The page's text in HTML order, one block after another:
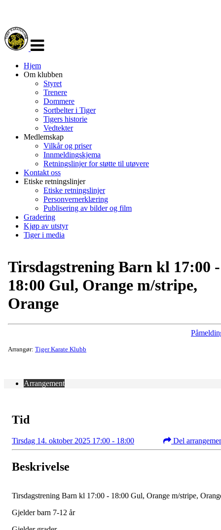
navigasjon
Hjem
Om klubben
Styret
Trenere
Dommere
Sortbelter i Tiger
Tigers historie
Vedtekter
Medlemskap
Vilkår og priser
Innmeldingskjema
Retningslinjer for støtte til utøvere
Kontakt oss
Etiske retningslinjer
Etiske retningslinjer
Personvernerklæring
Publisering av bilder og film
Gradering
Kjøp av utstyr
Tiger i media
Tirsdagstrening Barn kl 17:00 -
18:00 Gul, Orange m/stripe,
Orange
Arrangør: Tiger Karate Klubb
Arrangement
Tid
Tirsdag 14. oktober 2025 17:00 - 18:00 Del
Beskrivelse
Tirsdagstrening Barn kl 17:00 - 18:00 Gul, Orange m/stripe,
Gjelder barn 7-12 år